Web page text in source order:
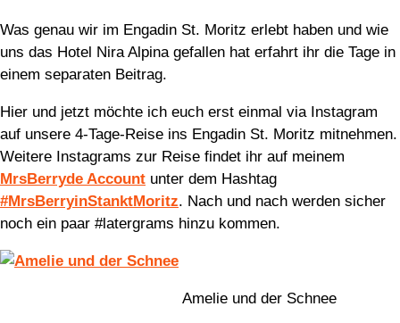
Was genau wir im Engadin St. Moritz erlebt haben und wie
uns das Hotel Nira Alpina gefallen hat erfahrt ihr die Tage in
einem separaten Beitrag.
Hier und jetzt möchte ich euch erst einmal via Instagram
auf unsere 4-Tage-Reise ins Engadin St. Moritz mitnehmen.
Weitere Instagrams zur Reise findet ihr auf meinem
MrsBerryde Account unter dem Hashtag
#MrsBerryinStanktMoritz. Nach und nach werden sicher
noch ein paar #latergrams hinzu kommen.
Amelie und der Schnee